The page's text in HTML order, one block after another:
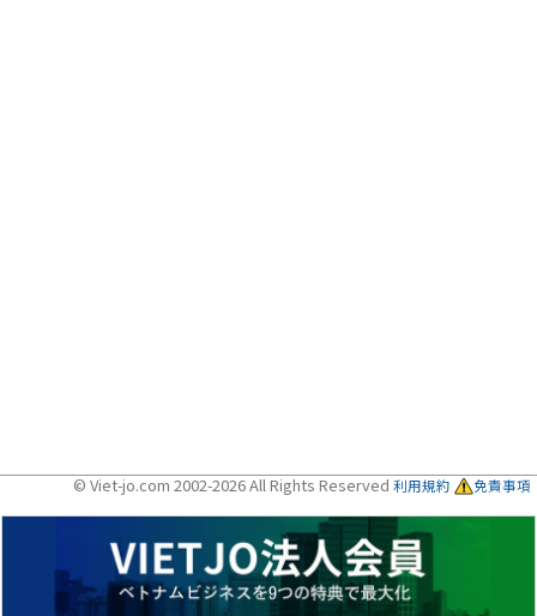
© Viet-jo.com 2002-2026 All Rights Reserved 利用規約 免責事項